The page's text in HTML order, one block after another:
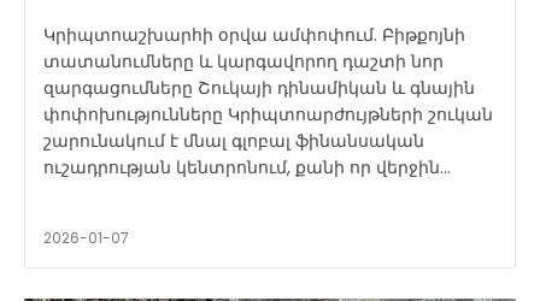
Կրիպտոաշխարհի օրվա ամփոփում. Բիթքոյնի
տատանումները և կարգավորող դաշտի նոր
զարգացումները Շուկայի դինամիկան և գնային
փոփոխությունները Կրիպտոարժույթների շուկան
շարունակում է մնալ գլոբալ ֆինանսական
ուշադրության կենտրոնում, քանի որ վերջին...
2026-01-07